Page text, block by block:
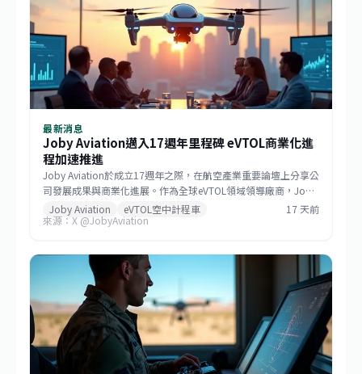
最新消息
Joby Aviation邁入17週年里程碑 eVTOL商業化進
程加速推進
Joby Aviation於成立17週年之際，在航空產業重要論壇上分享公
司發展成果與商業化進展。作為全球eVTOL領域領導廠商，Joby
正著手推進FAA型別認證流程，並與多個城市簽署商業合作協
議。該公司目標在近年內啟動商業空中計程車服務，將電動垂直
Andres Sheppard主持該論壇對談，與Joby及其他eVTOL業界代
表深入討論監管進展、商業時程與市場策略。
Joby Aviation eVTOL空中計程車
17 天前
來源：X @JobyAviation